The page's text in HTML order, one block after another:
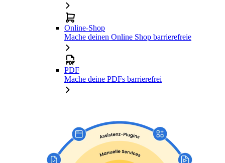
Online-Shop
Mache deinen Online Shop barrierefreie
PDF
Mache deine PDFs barrierefrei